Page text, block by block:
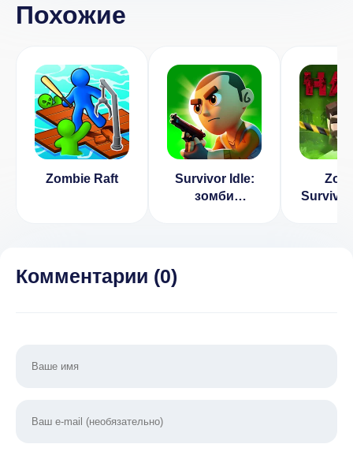
Похожие
Zombie Raft
Survivor Idle:
зомби
Комментарии (0)